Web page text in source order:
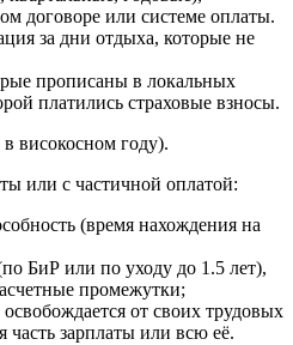
договоре или системе оплаты.
за дни отдыха, которые не
прописаны в локальных
платились страховые взносы.
високосном году).
или с частичной оплатой:
(время нахождения на
БиР или по уходу до 1.5 лет),
промежутки;
от своих трудовых
часть зарплаты или всю её.